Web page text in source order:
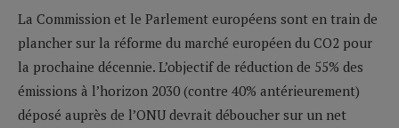
La Commission et le Parlement européens sont en train de
plancher sur la réforme du marché européen du CO2 pour
la prochaine décennie. L’objectif de réduction de 55% des
émissions à l’horizon 2030 (contre 40% antérieurement)
déposé auprès de l’ONU devrait déboucher sur un net